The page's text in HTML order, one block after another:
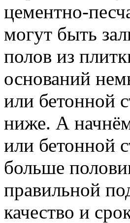
цементно-
могут быть
полов из
оснований
или бетонной
ниже. А
или бетонной
больше
правильной
качество и